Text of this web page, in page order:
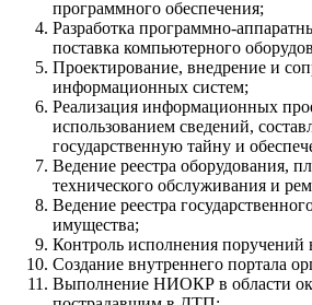
программного обеспечения;
Разработка программно-
поставка компьютерного
Проектирование, внедрение и
информационных систем;
Реализация информационных
использованием сведений,
государственную тайну и
Ведение реестра оборудования,
технического обслуживания и
Ведение реестра
имущества;
Контроль исполнения
Создание внутреннего портала
Выполнение НИОКР в области